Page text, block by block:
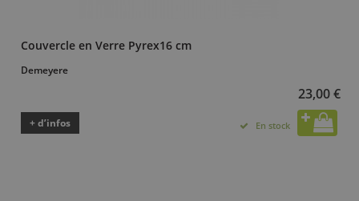
Couvercle en Verre Pyrex16 cm
Demeyere
23,00 €
+ d’infos En stock